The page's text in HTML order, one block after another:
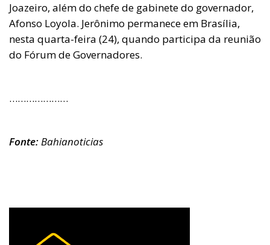
Joazeiro, além do chefe de gabinete do governador,
Afonso Loyola. Jerônimo permanece em Brasília,
nesta quarta-feira (24), quando participa da reunião
do Fórum de Governadores.
…………………
Fonte:Bahianoticias